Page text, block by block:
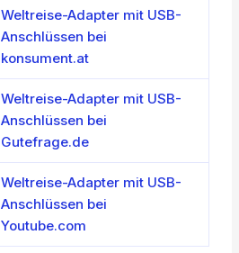
Weltreise-Adapter mit USB-
Anschlüssen bei
konsument.at
Weltreise-Adapter mit USB-
Anschlüssen bei
Gutefrage.de
Weltreise-Adapter mit USB-
Anschlüssen bei
Youtube.com